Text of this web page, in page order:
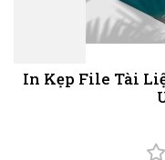
In Kẹp File Tài